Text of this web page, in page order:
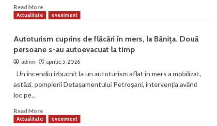
DJ
687A,
Hășdat
Read MoreRead
more
INSEMEX
Petroșani,
premiat
cu
la
Actualitate eveniment
Autoturism cuprins de flăcări în mers, la Bănița. Două
persoane s-au autoevacuat la timp
admin aprilie 5, 2026
Un incendiu izbucnit la un autoturism aflat în mers a mobilizat,
astăzi, pompierii Detașamentului Petroșani, intervenția având
loc pe...
Read MoreRead
more
Actualitate eveniment